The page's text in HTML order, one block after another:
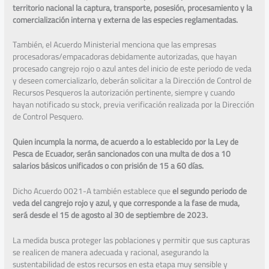
territorio nacional la captura, transporte, posesión, procesamiento y la
comercialización interna y externa de las especies reglamentadas.
También, el Acuerdo Ministerial menciona que las empresas
procesadoras/empacadoras debidamente autorizadas, que hayan
procesado cangrejo rojo o azul antes del inicio de este periodo de veda
y deseen comercializarlo, deberán solicitar a la Dirección de Control de
Recursos Pesqueros la autorización pertinente, siempre y cuando
hayan notificado su stock, previa verificación realizada por la Dirección
de Control Pesquero.
Quien incumpla la norma, de acuerdo a lo establecido por la Ley de
Pesca de Ecuador, serán sancionados con una multa de dos a 10
salarios básicos unificados o con prisión de 15 a 60 días.
Dicho Acuerdo 0021-A también establece queel segundo periodo de
veda del cangrejo rojo y azul, y que corresponde a la fase de muda,
será desde el 15 de agosto al 30 de septiembre de 2023.
La medida busca proteger las poblaciones y permitir que sus capturas
se realicen de manera adecuada y racional, asegurando la
sustentabilidad de estos recursos en esta etapa muy sensible y